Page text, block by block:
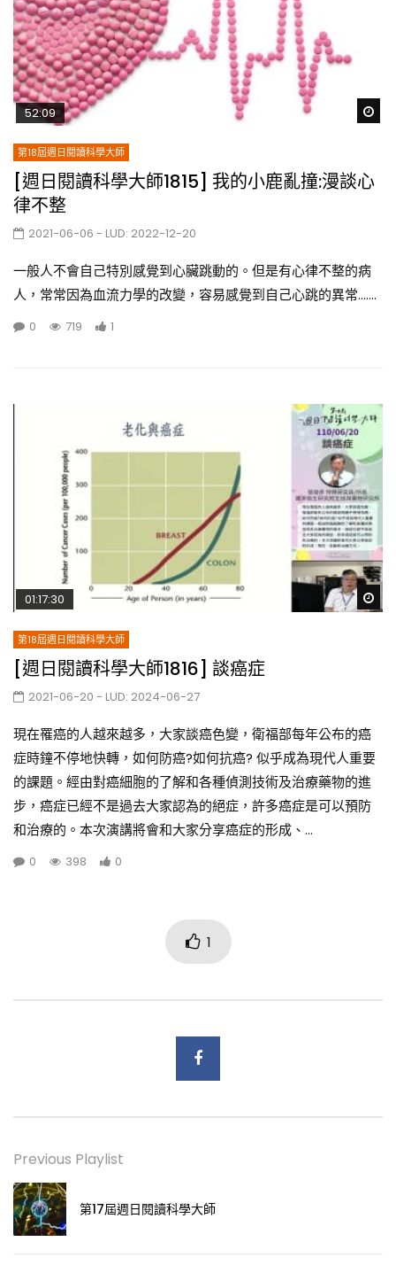
52:09
第18屆週日閱讀科學大師
[週日閱讀科學大師1815] 我的小鹿亂撞:漫談心
律不整
2021-06-06 - LUD: 2022-12-20
一般人不會自己特別感覺到心臟跳動的。但是有心律不整的病
人，常常因為血流力學的改變，容易感覺到自己心跳的異常.......
0 719 1
01:17:30
第18屆週日閱讀科學大師
[週日閱讀科學大師1816] 談癌症
2021-06-20 - LUD: 2024-06-27
現在罹癌的人越來越多，大家談癌色變，衛福部每年公布的癌
症時鐘不停地快轉，如何防癌?如何抗癌? 似乎成為現代人重要
的課題。經由對癌細胞的了解和各種偵測技術及治療藥物的進
步，癌症已經不是過去大家認為的絕症，許多癌症是可以預防
和治療的。本次演講將會和大家分享癌症的形成、...
0 398 0
1
Previous Playlist
第17屆週日閱讀科學大師